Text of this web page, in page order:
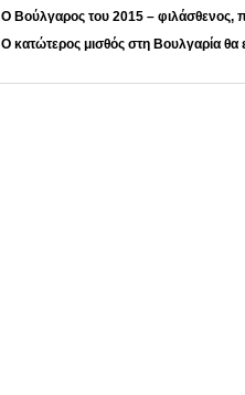
Ο Βούλγαρος του 2015 – φιλάσθενος,
Ο κατώτερος μισθός στη Βουλγαρία θα